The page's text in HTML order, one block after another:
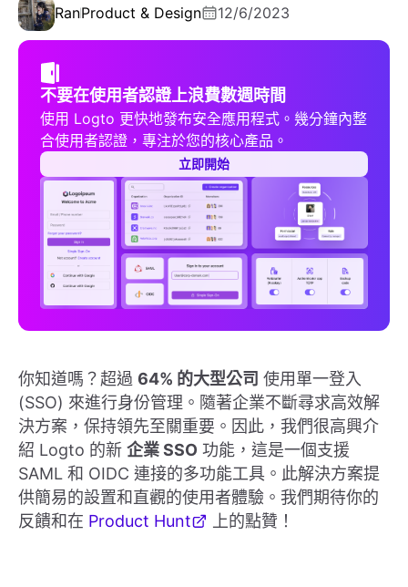
RanProduct & Design 12/6/2023
不要在使用者認證上浪費數週時間
使用 Logto 更快地發布安全應用程式。幾分鐘內整
合使用者認證，專注於您的核心產品。
立即開始
你知道嗎？超過 64% 的大型公司 使用單一登入
(SSO) 來進行身份管理。隨著企業不斷尋求高效解
決方案，保持領先至關重要。因此，我們很高興介
紹 Logto 的新 企業 SSO 功能，這是一個支援
SAML 和 OIDC 連接的多功能工具。此解決方案提
供簡易的設置和直觀的使用者體驗。我們期待你的
反饋和在 Product Hunt 上的點贊！